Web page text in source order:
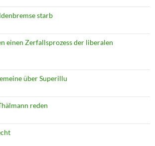
starb
einen Zerfallsprozess der liberalen
über Superillu
reden